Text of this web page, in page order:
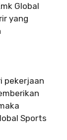
Global
yang
pekerjaan
Sports